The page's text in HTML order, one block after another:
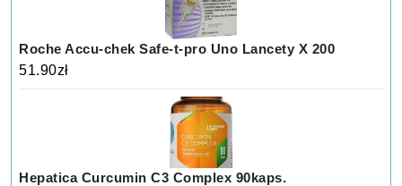
Roche Accu-chek Safe-t-pro Uno Lancety X 200
51.90zł
Hepatica Curcumin C3 Complex 90kaps.